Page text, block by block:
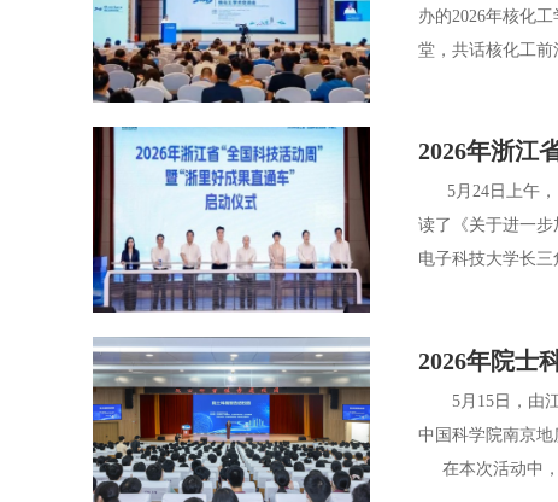
办的2026年核化
堂，共话核化工
2026年浙江
5月24日上午，
读了《关于进一步
电子科技大学长三
2026年院士
5月15日，由江
中国科学院南京
在本次活动中，